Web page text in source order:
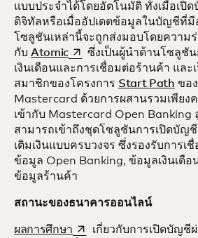
แบบประจำได้โดยอัตโนมัติ ทั้งเมื่อเปิ
ดิจิทัลหรือเมื่ออัปเดตข้อมูลในบัญชีที่มี
โซลูชันเหล่านี้จะถูกส่งมอบโดยความ
กับ Atomicopens in a new tab
ซึ่งเป็นผู้นำด้านโซลูชัน
เงินเดือนและการเชื่อมต่อร้านค้า และ
สมาชิกของโครงการ Start Path ของ
Mastercard ด้วยการผสานรวมเพียงค
เข้ากับ Mastercard Open Banking
สามารถเข้าถึงชุดโซลูชันการเปิดบัญ
เติมเงินแบบครบวงจร ซึ่งรองรับการเ
ข้อมูล Open Banking, ข้อมูลเงินเดือ
ข้อมูลร้านค้า
สถานะของธนาคารออนไลน์
ผลการศึกษา opens in a new tab
เกี่ยวกับการเปิดบัญชี